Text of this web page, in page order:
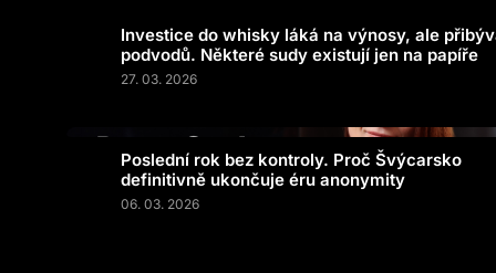
Investice do whisky láká na výnosy, ale
podvodů. Některé sudy existují jen na papíře
27. 03. 2026
Poslední rok bez kontroly. Proč Švýcarsko
definitivně ukončuje éru anonymity
06. 03. 2026